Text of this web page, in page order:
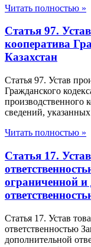
Читать полностью »
Статья 97.
кооператива
Казахстан
Статья 97. Устав
Гражданского
производственного
сведений,
Читать полностью »
Статья 17.
ограниченной
Статья 17. Устав
ответственностью
дополнительной